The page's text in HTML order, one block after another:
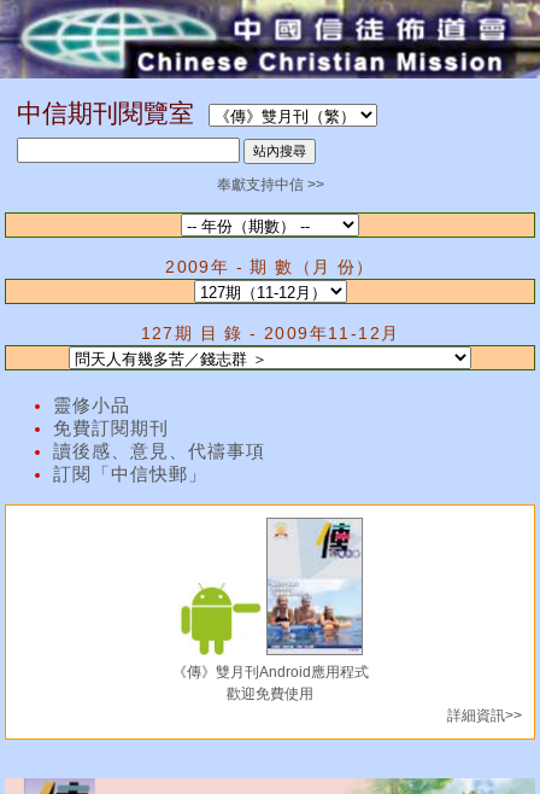
中信期刊閱覽室
奉獻支持中信 >>
2009年 - 期 數（月 份）
127期 目 錄 - 2009年11-12月
靈修小品
免費訂閱期刊
讀後感、意見、代禱事項
訂閱「中信快郵」
《傳》雙月刊Android應用程式
歡迎免費使用
詳細資訊>>